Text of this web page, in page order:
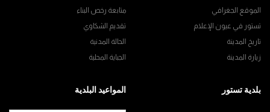
الموقع الجغرافي
تستور في عيون الإعلام
تاريخ المدينة
زيارة المدينة
متابعة رخص البناء
تقديم الشكاوي
الحالة المدنية
الجباية المحلية
بلدية تستور المواعيد البلدية